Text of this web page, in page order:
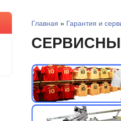
Главная » Гарантия и